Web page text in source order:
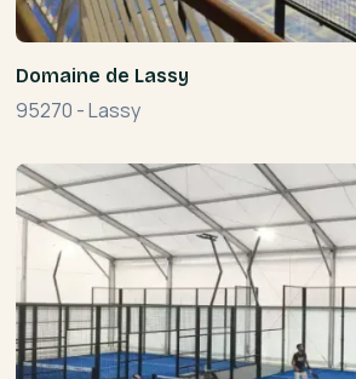
Domaine de Lassy
95270 -Lassy